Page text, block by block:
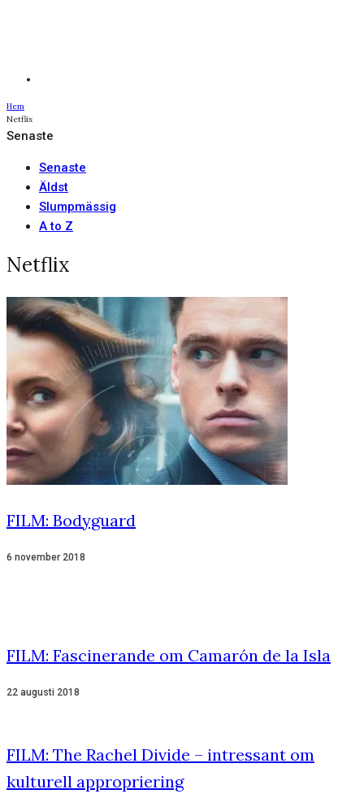
Hem
Netflix
Senaste
Senaste
Äldst
Slumpmässig
A to Z
Netflix
FILM: Bodyguard
6 november 2018
FILM: Fascinerande om Camarón de la Isla
22 augusti 2018
FILM: The Rachel Divide – intressant om
kulturell appropriering